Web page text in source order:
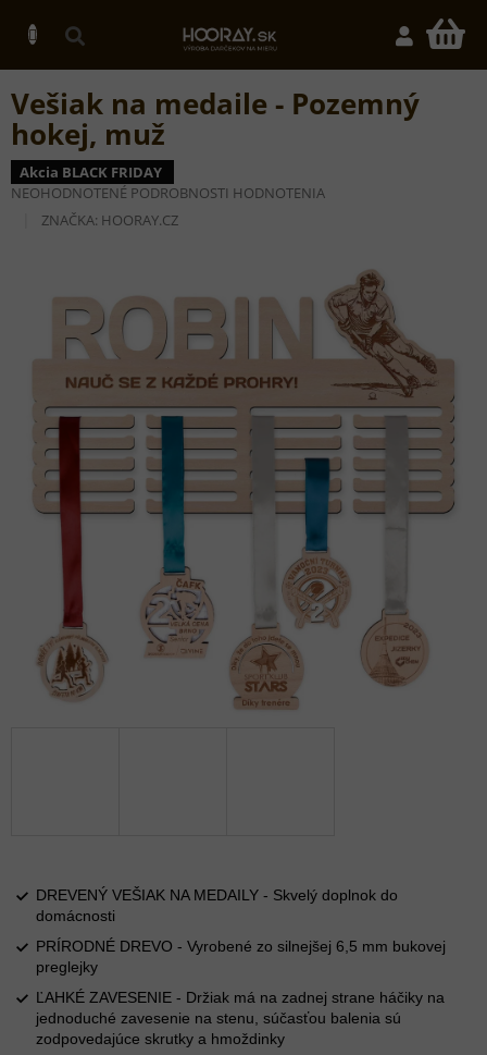
obsah
Vešiak na medaile - Pozemný
hokej, muž
Akcia BLACK FRIDAY
PRIEMERNÉ
HODNOTENIE
PRODUKTU
HVIEZDIČIEK.
NEOHODNOTENÉ PODROBNOSTI HODNOTENIA
ZNAČKA: HOORAY.CZ
DREVENÝ VEŠIAK NA MEDAILY - Skvelý doplnok do
domácnosti
PRÍRODNÉ DREVO - Vyrobené zo silnejšej 6,5 mm bukovej
preglejky
ĽAHKÉ ZAVESENIE - Držiak má na zadnej strane háčiky na
jednoduché zavesenie na stenu, súčasťou balenia sú
zodpovedajúce skrutky a hmoždinky